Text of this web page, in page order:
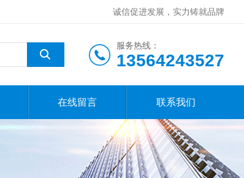
诚信促进发展，实力铸就品牌
服务热线：
13564243527
在线留言 联系我们